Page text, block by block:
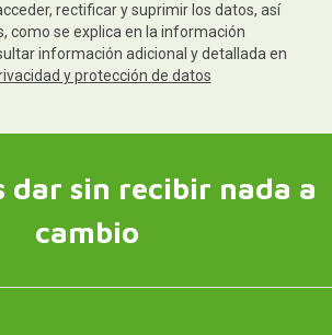
rectificar y suprimir los datos, así
como se explica en la información
información adicional y detallada en
y protección de datos
dar sin recibir nada a
cambio